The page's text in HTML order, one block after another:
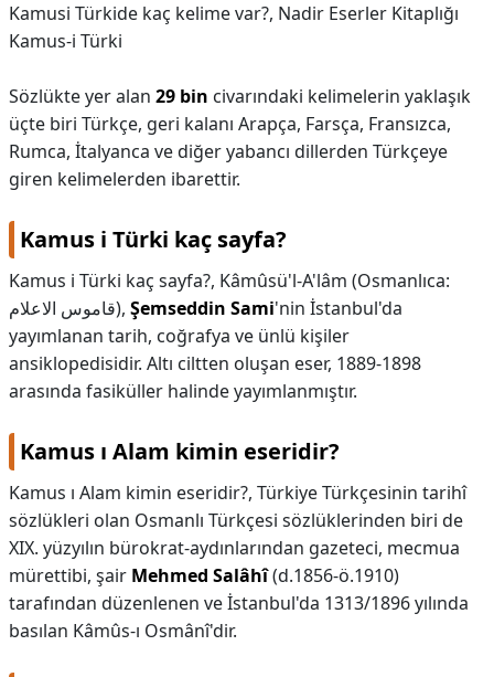
Kamusi Türkide kaç kelime var?, Nadir Eserler Kitaplığı
Kamus-i Türki
Sözlükte yer alan 29 bin civarındaki kelimelerin yaklaşık
üçte biri Türkçe, geri kalanı Arapça, Farsça, Fransızca,
Rumca, İtalyanca ve diğer yabancı dillerden Türkçeye
giren kelimelerden ibarettir.
Kamus i Türki kaç sayfa?
Kamus i Türki kaç sayfa?, Kâmûsü'l-A'lâm (Osmanlıca:
قاموس الاعلام), Şemseddin Sami'nin İstanbul'da
yayımlanan tarih, coğrafya ve ünlü kişiler
ansiklopedisidir. Altı ciltten oluşan eser, 1889-1898
arasında fasiküller halinde yayımlanmıştır.
Kamus ı Alam kimin eseridir?
Kamus ı Alam kimin eseridir?, Türkiye Türkçesinin tarihî
sözlükleri olan Osmanlı Türkçesi sözlüklerinden biri de
XIX. yüzyılın bürokrat-aydınlarından gazeteci, mecmua
mürettibi, şair Mehmed Salâhî(d.1856-ö.1910)
tarafından düzenlenen ve İstanbul'da 1313/1896 yılında
basılan Kâmûs-ı Osmânî'dir.